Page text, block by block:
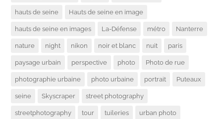
hauts de seine Hauts de seine en image
hauts de seine en images La-Défense métro Nanterre
nature night nikon noir et blanc nuit paris
paysage urbain perspective photo Photo de rue
photographie urbaine photo urbaine portrait Puteaux
seine Skyscraper street photography
streetphotography tour tuileries urban photo